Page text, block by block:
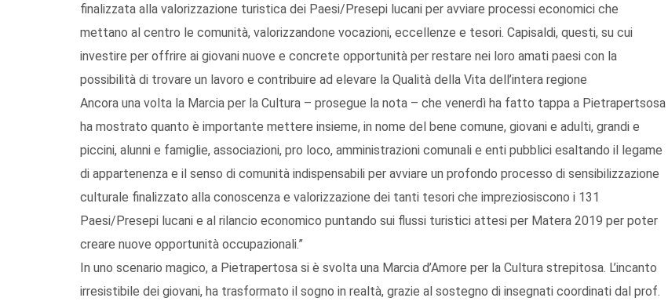
finalizzata alla valorizzazione turistica dei Paesi/Presepi lucani per avviare processi economici che
mettano al centro le comunità, valorizzandone vocazioni, eccellenze e tesori. Capisaldi, questi, su cui
investire per offrire ai giovani nuove e concrete opportunità per restare nei loro amati paesi con la
possibilità di trovare un lavoro e contribuire ad elevare la Qualità della Vita dell’intera regione
Ancora una volta la Marcia per la Cultura – prosegue la nota – che venerdì ha fatto tappa a Pietrapertsosa
ha mostrato quanto è importante mettere insieme, in nome del bene comune, giovani e adulti, grandi e
piccini, alunni e famiglie, associazioni, pro loco, amministrazioni comunali e enti pubblici esaltando il legame
di appartenenza e il senso di comunità indispensabili per avviare un profondo processo di sensibilizzazione
culturale finalizzato alla conoscenza e valorizzazione dei tanti tesori che impreziosiscono i 131
Paesi/Presepi lucani e al rilancio economico puntando sui flussi turistici attesi per Matera 2019 per poter
creare nuove opportunità occupazionali.”
In uno scenario magico, a Pietrapertosa si è svolta una Marcia d’Amore per la Cultura strepitosa. L’incanto
irresistibile dei giovani, ha trasformato il sogno in realtà, grazie al sostegno di insegnati coordinati dal prof.